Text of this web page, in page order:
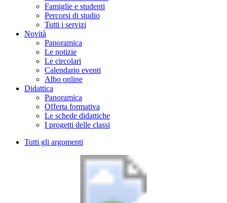
Famiglie e studenti
Percorsi di studio
Tutti i servizi
Novità
Panoramica
Le notizie
Le circolari
Calendario eventi
Albo online
Didattica
Panoramica
Offerta formativa
Le schede didattiche
I progetti delle classi
Tutti gli argomenti